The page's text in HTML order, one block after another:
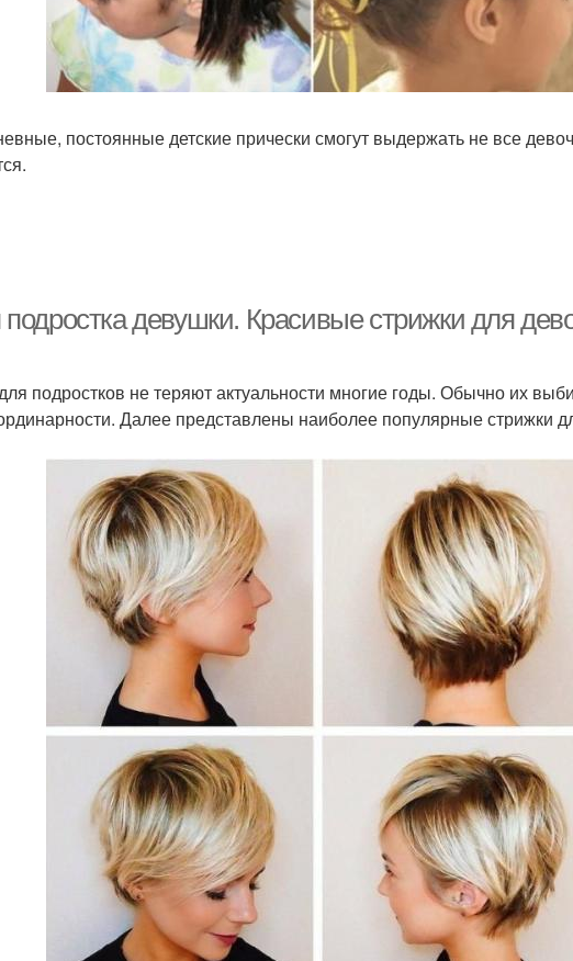
постоянные детские прически смогут выдержать не все
девушки. Красивые стрижки для
подростков не теряют актуальности многие годы. Обычно их
Далее представлены наиболее популярные стрижки